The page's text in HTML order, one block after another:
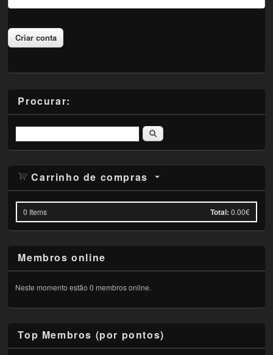
Procurar:
Pesquisar
Carrinho de compras
0 Items Total: 0.00€
Membros online
Neste momento estão 0 membros online.
Top Membros (por pontos)